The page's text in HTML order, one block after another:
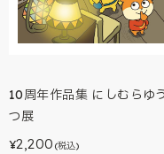
10周年作品集 にしむらゆ
つ展
¥2,200 (税込)